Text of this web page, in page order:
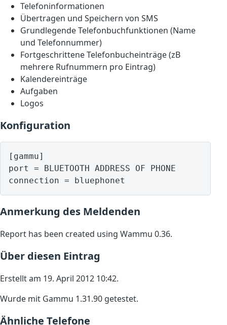
Telefoninformationen
Übertragen und Speichern von SMS
Grundlegende Telefonbuchfunktionen (Name
und Telefonnummer)
Fortgeschrittene Telefonbucheinträge (zB
mehrere Rufnummern pro Eintrag)
Kalendereinträge
Aufgaben
Logos
Konfiguration
[gammu]
port = BLUETOOTH ADDRESS OF PHONE
Anmerkung des Meldenden
Report has been created using Wammu 0.36.
Über diesen Eintrag
Erstellt am 19. April 2012 10:42.
Wurde mit Gammu 1.31.90 getestet.
Ähnliche Telefone